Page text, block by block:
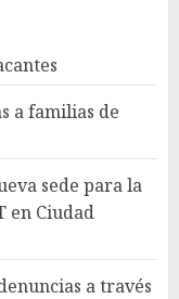
a familias de
sede para la
en Ciudad
a través